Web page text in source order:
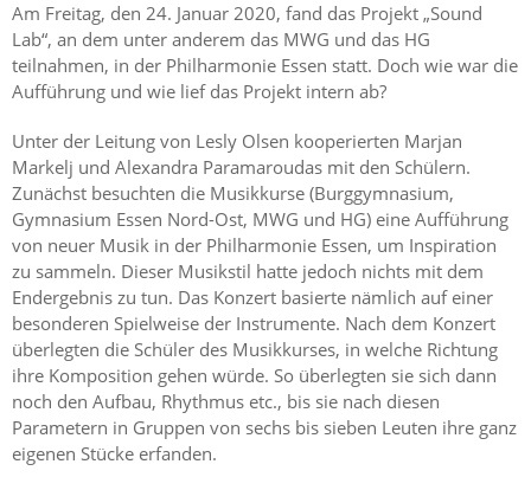
Am Freitag, den 24. Januar 2020, fand das Projekt „Sound
Lab“, an dem unter anderem das MWG und das HG
teilnahmen, in der Philharmonie Essen statt. Doch wie war die
Aufführung und wie lief das Projekt intern ab?
Unter der Leitung von Lesly Olsen kooperierten Marjan
Markelj und Alexandra Paramaroudas mit den Schülern.
Zunächst besuchten die Musikkurse (Burggymnasium,
Gymnasium Essen Nord-Ost, MWG und HG) eine Aufführung
von neuer Musik in der Philharmonie Essen, um Inspiration
zu sammeln. Dieser Musikstil hatte jedoch nichts mit dem
Endergebnis zu tun. Das Konzert basierte nämlich auf einer
besonderen Spielweise der Instrumente. Nach dem Konzert
überlegten die Schüler des Musikkurses, in welche Richtung
ihre Komposition gehen würde. So überlegten sie sich dann
noch den Aufbau, Rhythmus etc., bis sie nach diesen
Parametern in Gruppen von sechs bis sieben Leuten ihre ganz
eigenen Stücke erfanden.